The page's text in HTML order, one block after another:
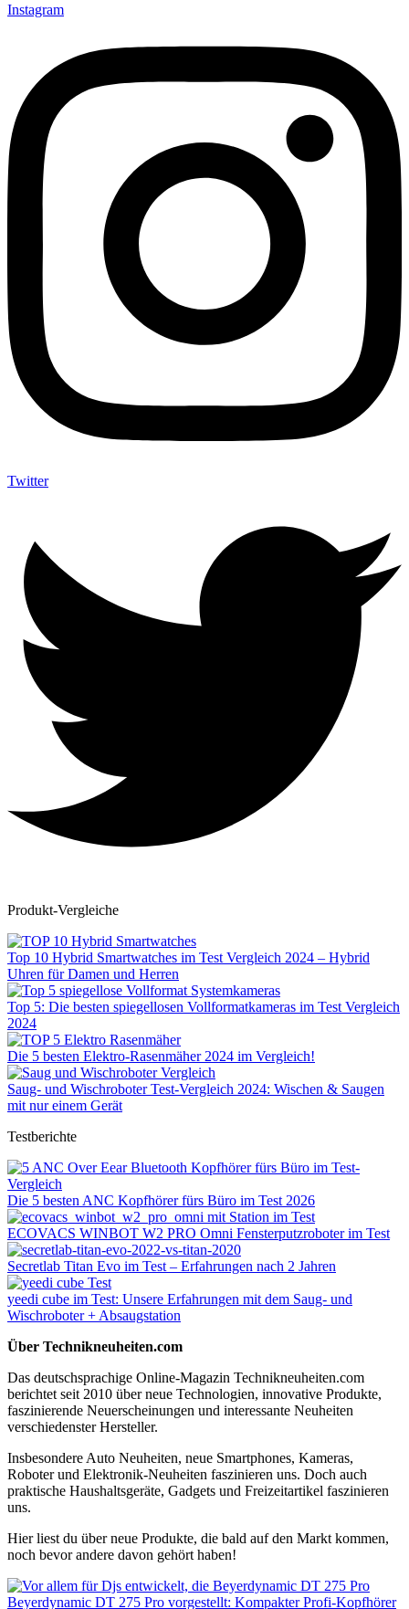
Instagram
Twitter
Produkt-Vergleiche
Top 10 Hybrid Smartwatches im Test Vergleich 2024 – Hybrid
Uhren für Damen und Herren
Top 5: Die besten spiegellosen Vollformatkameras im Test Vergleich
2024
Die 5 besten Elektro-Rasenmäher 2024 im Vergleich!
Saug- und Wischroboter Test-Vergleich 2024: Wischen & Saugen
mit nur einem Gerät
Testberichte
Die 5 besten ANC Kopfhörer fürs Büro im Test 2026
ECOVACS WINBOT W2 PRO Omni Fensterputzroboter im Test
Secretlab Titan Evo im Test – Erfahrungen nach 2 Jahren
yeedi cube im Test: Unsere Erfahrungen mit dem Saug- und
Wischroboter + Absaugstation
Über Technikneuheiten.com
Das deutschsprachige Online-Magazin Technikneuheiten.com
berichtet seit 2010 über neue Technologien, innovative Produkte,
faszinierende Neuerscheinungen und interessante Neuheiten
verschiedenster Hersteller.
Insbesondere Auto Neuheiten, neue Smartphones, Kameras,
Roboter und Elektronik-Neuheiten faszinieren uns. Doch auch
praktische Haushaltsgeräte, Gadgets und Freizeitartikel faszinieren
uns.
Hier liest du über neue Produkte, die bald auf den Markt kommen,
noch bevor andere davon gehört haben!
Beyerdynamic DT 275 Pro vorgestellt: Kompakter Profi-Kopfhörer